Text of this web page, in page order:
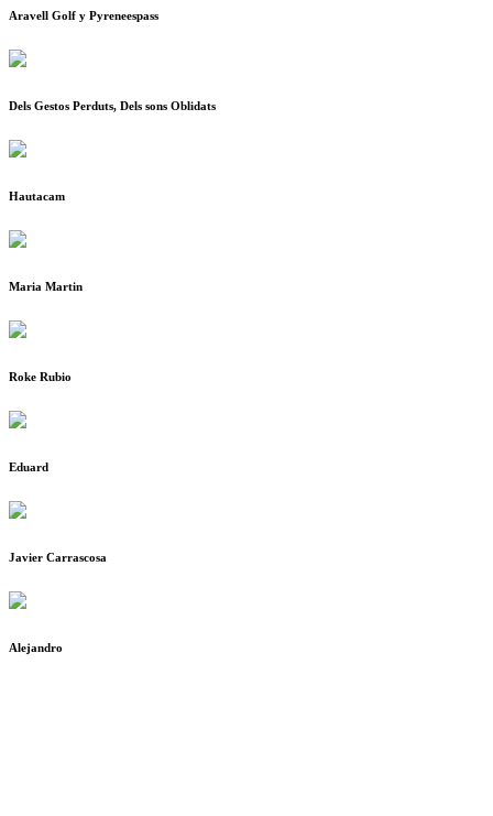
Aravell Golf y Pyreneespass
Dels Gestos Perduts, Dels sons Oblidats
Hautacam
Maria Martin
Roke Rubio
Eduard
Javier Carrascosa
Alejandro